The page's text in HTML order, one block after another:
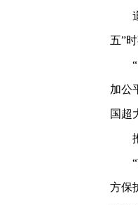
五”
加公
国超
方保